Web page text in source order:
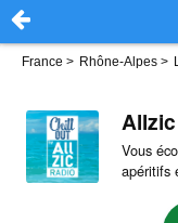
France > Rhône-Alpes >
Vous
apéritifs